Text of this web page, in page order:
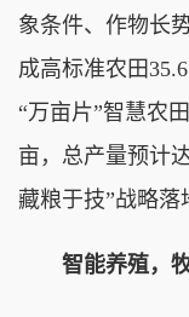
象条件、作物长
成高标准农田
“万亩片”智慧农
亩，总产量预计
藏粮于技”战略落
智能养殖，